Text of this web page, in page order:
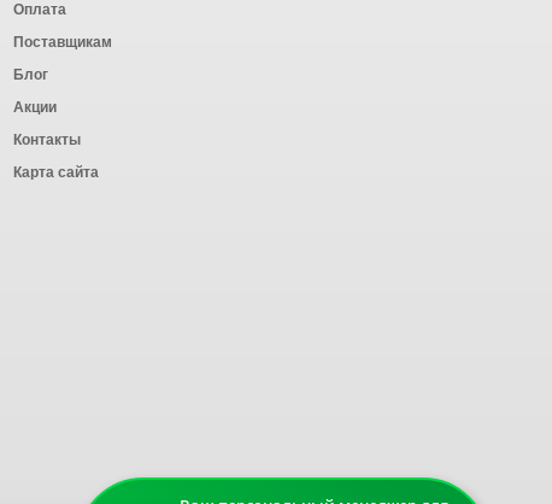
работ
Оплата
Поставщикам
Блог
Акции
Контакты
Карта сайта